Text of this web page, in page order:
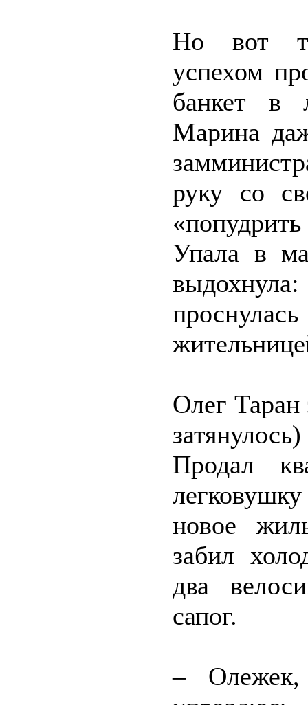
Но вот
успехом
банкет в
Марина
руку со
Упала в
Олег Таран
Продал
новое
забил
два
сапог.
–